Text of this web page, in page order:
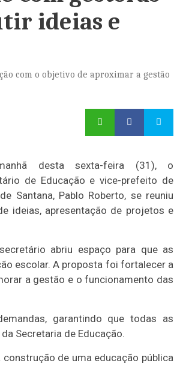
ideias e
com o objetivo de aproximar a gestão
desta sexta-feira (31), o
de Educação e vice-prefeito de
Santana, Pablo Roberto, se reuniu
ideias, apresentação de projetos e
abriu espaço para que as
escolar. A proposta foi fortalecer a
a gestão e o funcionamento das
garantindo que todas as
Secretaria de Educação.
de uma educação pública